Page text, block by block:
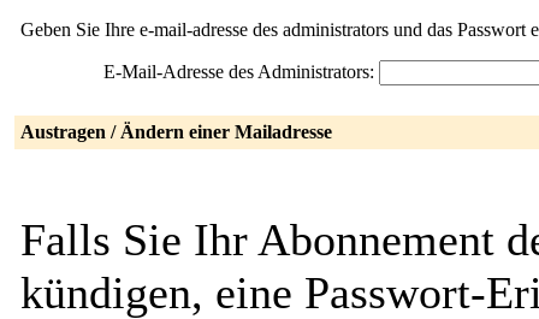
Geben Sie Ihre e-mail-adresse des administrators und das
E-Mail-Adresse des Administrators:
Austragen / Ändern einer Mailadresse
Falls Sie Ihr Abonnement
kündigen, eine Passwort-